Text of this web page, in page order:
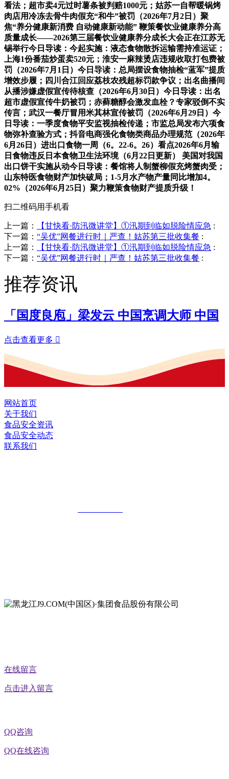
看法；超市卖4元过时薯条被判赔1000元；姑苏一自帮暖锅烤
肉店用冷冻去骨牛肉假充“和牛”被罚（2026年7月2日）聚
焦“养分健康新消费 自动健康新动能” 鞭策餐饮业健康养分高
质量成长——2026第三届餐饮业健康养分成长大会正在江苏无
锡举行今日导读：今起实施：液态食物散拆运输需持准运证；
上海1份番茄炒蛋卖520元；淮安一麻辣烫店违规收取打包费被
罚（2026年7月1日）今日导读：总局摆设食物抽检“蓝军”提质
增效步履；四川合江回应荔枝农残超标罚款争议；出名曲播间
从播涉嫌虚假宣传待核查（2026年6月30日）今日导读：出名
超市虚假宣传牛奶被罚；赤藓糖醇会激发血栓？专家驳倒不实
传言；武汉一餐厅冒用米其林宣传被罚（2026年6月29日）今
日导读：一季度食物平安监视抽检传递；市监总局发布六项食
物弥补查验方式；抖音电商强化食物类商品办理规范（2026年
6月26日）进出口食物一周（6。22-6。26）看点2026年6月输
日食物违反日本食物卫生法环境（6月22日更新） 美国对我国
出口饼干实施从动今日导读：餐馆将人制蟹柳假充烤蟹肉受；
山东特医食物财产加快破局；1-5月水产物产量同比增加4。
02%（2026年6月25日）聚力鞭策食物财产提质升级！
扫二维码用手机看
上一篇： 【甘快看·防汛微讲堂】①汛期到临如脱险情应急 :
下一篇： “吴优”网餐进行时｜严查！姑苏第三批收集餐 :
上一篇：
【甘快看·防汛微讲堂】①汛期到临如脱险情应急 :
下一篇： “吴优”网餐进行时｜严查！姑苏第三批收集餐 :
推荐资讯
「国度良庖」梁发云 中国烹调大师 中国
点击查看更多 
网站首页
关于我们
食品安全资讯
食品安全动态
联系我们
在线留言
点击进入留言
QQ咨询
QQ在线咨询